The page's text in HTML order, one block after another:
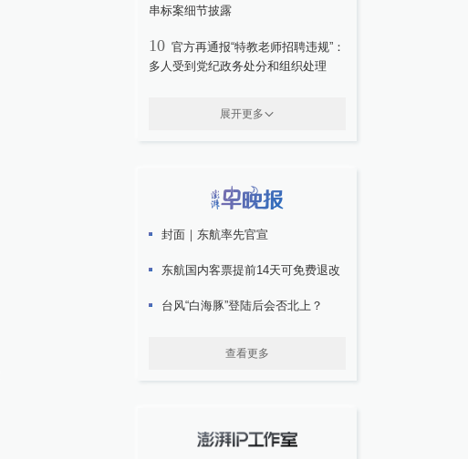
串标案细节披露
10 官方再通报“特教老师招聘违规”：
多人受到党纪政务处分和组织处理
展开更多
封面｜东航率先官宣
东航国内客票提前14天可免费退改
台风“白海豚”登陆后会否北上？
查看更多